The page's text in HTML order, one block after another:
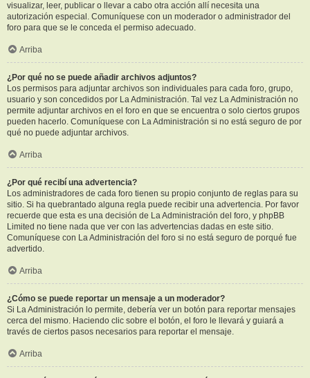
visualizar, leer, publicar o llevar a cabo otra acción allí necesita una
autorización especial. Comuníquese con un moderador o administrador del
foro para que se le conceda el permiso adecuado.
Arriba
¿Por qué no se puede añadir archivos adjuntos?
Los permisos para adjuntar archivos son individuales para cada foro, grupo,
usuario y son concedidos por La Administración. Tal vez La Administración no
permite adjuntar archivos en el foro en que se encuentra o solo ciertos grupos
pueden hacerlo. Comuníquese con La Administración si no está seguro de por
qué no puede adjuntar archivos.
Arriba
¿Por qué recibí una advertencia?
Los administradores de cada foro tienen su propio conjunto de reglas para su
sitio. Si ha quebrantado alguna regla puede recibir una advertencia. Por favor
recuerde que esta es una decisión de La Administración del foro, y phpBB
Limited no tiene nada que ver con las advertencias dadas en este sitio.
Comuníquese con La Administración del foro si no está seguro de porqué fue
advertido.
Arriba
¿Cómo se puede reportar un mensaje a un moderador?
Si La Administración lo permite, debería ver un botón para reportar mensajes
cerca del mismo. Haciendo clic sobre el botón, el foro le llevará y guiará a
través de ciertos pasos necesarios para reportar el mensaje.
Arriba